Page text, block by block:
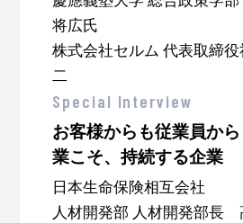
将広氏
株式会社セルム 代表取締
二
Special Interview
お客様からも従業員か
業こそ、持続する企業
日本生命保険相互会社
人材開発部 人材開発部長